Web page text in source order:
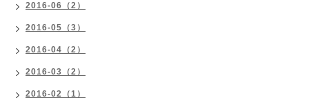
2016-06（2）
2016-05（3）
2016-04（2）
2016-03（2）
2016-02（1）